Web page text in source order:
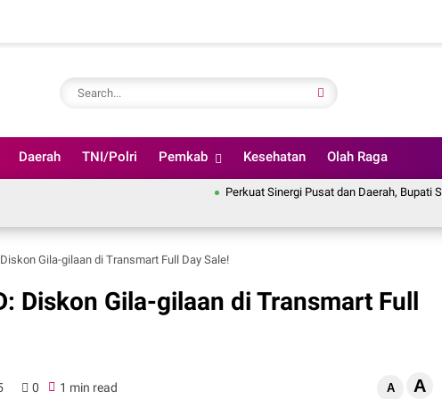
Daerah TNI/Polri Pemkab Kesehatan Olah Raga
Perkuat Sinergi Pusat dan Daerah, Bupati Soppeng
Gila-gilaan di Transmart Full Day Sale!
Diskon Gila-gilaan di Transmart Full
0 1 min read A A